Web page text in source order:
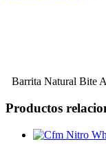
Barrita Natural Bite
Productos